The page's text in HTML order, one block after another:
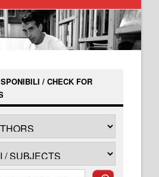
/ CHECK FOR